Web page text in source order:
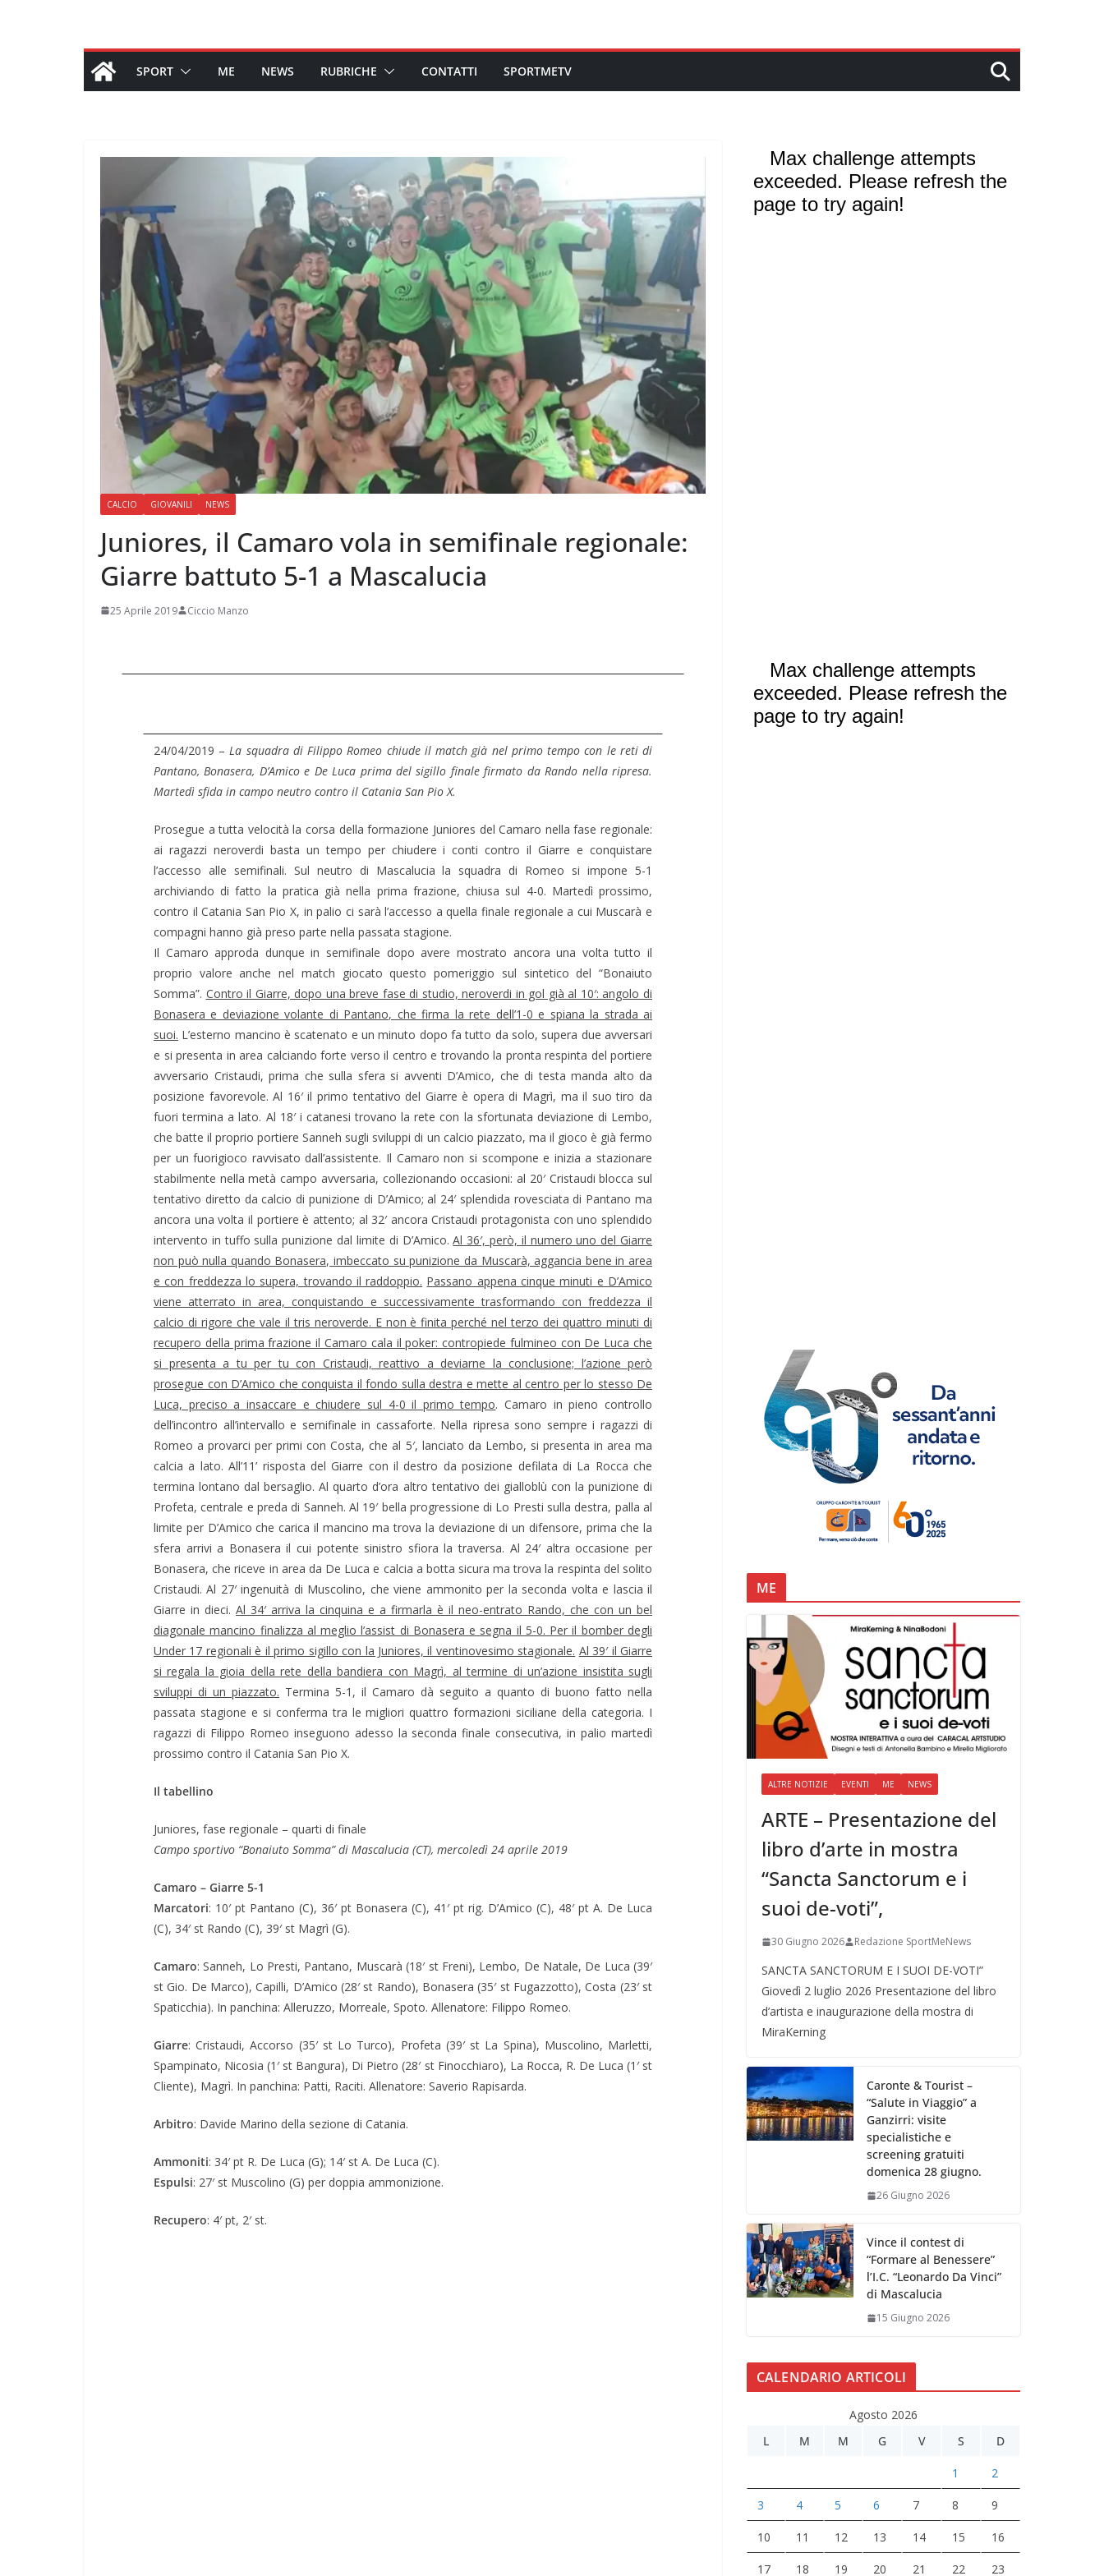
SPORT ME NEWS RUBRICHE CONTATTI SPORTMETV
CALCIO GIOVANILI NEWS
Juniores, il Camaro vola in semifinale regionale:
Giarre battuto 5-1 a Mascalucia
25 Aprile 2019 Ciccio Manzo
24/04/2019 –La squadra di Filippo Romeo chiude il match già nel primo tempo con le reti di
Pantano, Bonasera, D’Amico e De Luca prima del sigillo finale firmato da Rando nella ripresa.
Martedì sfida in campo neutro contro il Catania San Pio X.
Prosegue a tutta velocità la corsa della formazione Juniores del Camaro nella fase regionale:
ai ragazzi neroverdi basta un tempo per chiudere i conti contro il Giarre e conquistare
l’accesso alle semifinali. Sul neutro di Mascalucia la squadra di Romeo si impone 5-1
archiviando di fatto la pratica già nella prima frazione, chiusa sul 4-0. Martedì prossimo,
contro il Catania San Pio X, in palio ci sarà l’accesso a quella finale regionale a cui Muscarà e
compagni hanno già preso parte nella passata stagione.
Il Camaro approda dunque in semifinale dopo avere mostrato ancora una volta tutto il
proprio valore anche nel match giocato questo pomeriggio sul sintetico del “Bonaiuto
Somma”. Contro il Giarre, dopo una breve fase di studio, neroverdi in gol già al 10′: angolo di
Bonasera e deviazione volante di Pantano, che firma la rete dell’1-0 e spiana la strada ai
suoi. L’esterno mancino è scatenato e un minuto dopo fa tutto da solo, supera due avversari
e si presenta in area calciando forte verso il centro e trovando la pronta respinta del portiere
avversario Cristaudi, prima che sulla sfera si avventi D’Amico, che di testa manda alto da
posizione favorevole. Al 16′ il primo tentativo del Giarre è opera di Magrì, ma il suo tiro da
fuori termina a lato. Al 18′ i catanesi trovano la rete con la sfortunata deviazione di Lembo,
che batte il proprio portiere Sanneh sugli sviluppi di un calcio piazzato, ma il gioco è già fermo
per un fuorigioco ravvisato dall’assistente. Il Camaro non si scompone e inizia a stazionare
stabilmente nella metà campo avversaria, collezionando occasioni: al 20′ Cristaudi blocca sul
tentativo diretto da calcio di punizione di D’Amico; al 24′ splendida rovesciata di Pantano ma
ancora una volta il portiere è attento; al 32′ ancora Cristaudi protagonista con uno splendido
intervento in tuffo sulla punizione dal limite di D’Amico.Al 36′, però, il numero uno del Giarre
non può nulla quando Bonasera, imbeccato su punizione da Muscarà, aggancia bene in area
e con freddezza lo supera, trovando il raddoppio. Passano appena cinque minuti e D’Amico
viene atterrato in area, conquistando e successivamente trasformando con freddezza il
calcio di rigore che vale il tris neroverde. E non è finita perché nel terzo dei quattro minuti di
recupero della prima frazione il Camaro cala il poker: contropiede fulmineo con De Luca che
si presenta a tu per tu con Cristaudi, reattivo a deviarne la conclusione; l’azione però
prosegue con D’Amico che conquista il fondo sulla destra e mette al centro per lo stesso De
Luca, preciso a insaccare e chiudere sul 4-0 il primo tempo. Camaro in pieno controllo
dell’incontro all’intervallo e semifinale in cassaforte. Nella ripresa sono sempre i ragazzi di
Romeo a provarci per primi con Costa, che al 5′, lanciato da Lembo, si presenta in area ma
calcia a lato. All’11’ risposta del Giarre con il destro da posizione defilata di La Rocca che
termina lontano dal bersaglio. Al quarto d’ora altro tentativo dei gialloblù con la punizione di
Profeta, centrale e preda di Sanneh. Al 19′ bella progressione di Lo Presti sulla destra, palla al
limite per D’Amico che carica il mancino ma trova la deviazione di un difensore, prima che la
sfera arrivi a Bonasera il cui potente sinistro sfiora la traversa. Al 24′ altra occasione per
Bonasera, che riceve in area da De Luca e calcia a botta sicura ma trova la respinta del solito
Cristaudi. Al 27′ ingenuità di Muscolino, che viene ammonito per la seconda volta e lascia il
Giarre in dieci. Al 34′ arriva la cinquina e a firmarla è il neo-entrato Rando, che con un bel
diagonale mancino finalizza al meglio l’assist di Bonasera e segna il 5-0. Per il bomber degli
Under 17 regionali è il primo sigillo con la Juniores, il ventinovesimo stagionale. Al 39′ il Giarre
si regala la gioia della rete della bandiera con Magrì, al termine di un’azione insistita sugli
sviluppi di un piazzato. Termina 5-1, il Camaro dà seguito a quanto di buono fatto nella
passata stagione e si conferma tra le migliori quattro formazioni siciliane della categoria. I
ragazzi di Filippo Romeo inseguono adesso la seconda finale consecutiva, in palio martedì
prossimo contro il Catania San Pio X.
Il tabellino
Juniores, fase regionale – quarti di finale
Campo sportivo “Bonaiuto Somma” di Mascalucia (CT), mercoledì 24 aprile 2019
Camaro – Giarre 5-1
Marcatori: 10′ pt Pantano (C), 36′ pt Bonasera (C), 41′ pt rig. D’Amico (C), 48′ pt A. De Luca
(C), 34′ st Rando (C), 39′ st Magrì (G).
Camaro: Sanneh, Lo Presti, Pantano, Muscarà (18′ st Freni), Lembo, De Natale, De Luca (39′
st Gio. De Marco), Capilli, D’Amico (28′ st Rando), Bonasera (35′ st Fugazzotto), Costa (23′ st
Spaticchia). In panchina: Alleruzzo, Morreale, Spoto. Allenatore: Filippo Romeo.
Giarre: Cristaudi, Accorso (35′ st Lo Turco), Profeta (39′ st La Spina), Muscolino, Marletti,
Spampinato, Nicosia (1′ st Bangura), Di Pietro (28′ st Finocchiaro), La Rocca, R. De Luca (1′ st
Cliente), Magrì. In panchina: Patti, Raciti. Allenatore: Saverio Rapisarda.
Arbitro: Davide Marino della sezione di Catania.
Ammoniti: 34′ pt R. De Luca (G); 14′ st A. De Luca (C).
Espulsi: 27′ st Muscolino (G) per doppia ammonizione.
Recupero: 4′ pt, 2′ st.
ME
ALTRE NOTIZIE EVENTI ME NEWS
ARTE – Presentazione del
libro d’arte in mostra
“Sancta Sanctorum e i
suoi de-voti”,
30 Giugno 2026 Redazione SportMeNews
SANCTA SANCTORUM E I SUOI DE-VOTI”
Giovedì 2 luglio 2026 Presentazione del libro
d’artista e inaugurazione della mostra di
MiraKerning
Caronte & Tourist –
“Salute in Viaggio” a
Ganzirri: visite
specialistiche e
screening gratuiti
domenica 28 giugno.
26 Giugno 2026
Vince il contest di
“Formare al Benessere”
l’I.C. “Leonardo Da Vinci”
di Mascalucia
15 Giugno 2026
CALENDARIO ARTICOLI
Agosto 2026
L
M M G V S D
1 2
3 4 5 6 7 8 9
10 11 12 13 14 15 16
17 18 19 20 21 22 23